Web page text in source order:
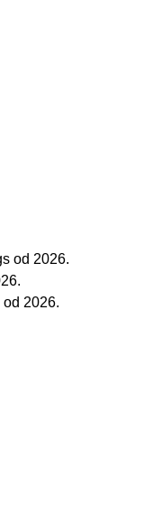
od 2026.
2026.